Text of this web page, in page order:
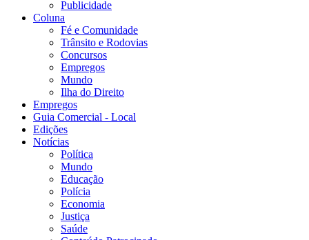
Publicidade
Coluna
Fé e Comunidade
Trânsito e Rodovias
Concursos
Empregos
Mundo
Ilha do Direito
Empregos
Guia Comercial - Local
Edições
Notícias
Política
Mundo
Educação
Polícia
Economia
Justiça
Saúde